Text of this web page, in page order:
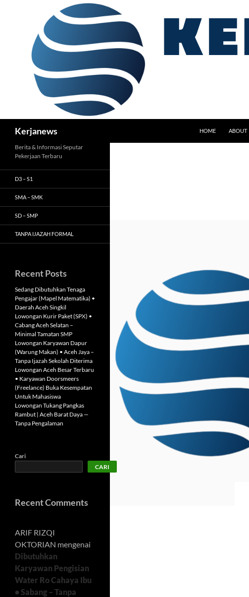
Kerjanews HOME ABOUT
Berita & Informasi Seputar
Pekerjaan Terbaru
D3 – S1
SMA – SMK
SD – SMP
TANPA IJAZAH FORMAL
Recent Posts
Sedang Dibutuhkan Tenaga
Pengajar (Mapel Matematika) •
Daerah Aceh Singkil
Lowongan Kurir Paket (SPX) •
Cabang Aceh Selatan –
Minimal Tamatan SMP
Lowongan Karyawan Dapur
(Warung Makan) • Aceh Jaya –
Tanpa Ijazah Sekolah Diterima
Lowongan Aceh Besar Terbaru
• Karyawan Doorsmeers
(Freelance) Buka Kesempatan
Untuk Mahasiswa
Lowongan Tukang Pangkas
Rambut | Aceh Barat Daya —
Tanpa Pengalaman
Cari
CARI
Recent Comments
ARIF RIZQI
OKTORIAN mengenai
Dibutuhkan
Karyawan Pengisian
Water Ro Cahaya Ibu
• Sabang – Tanpa